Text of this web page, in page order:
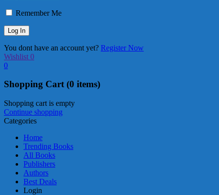
Remember Me
You dont have an account yet? Register Now
Wishlist 0
0
Shopping Cart(0 items)
Shopping cart is empty
Continue shopping
Categories
Home
Trending Books
All Books
Publishers
Authors
Best Deals
Login